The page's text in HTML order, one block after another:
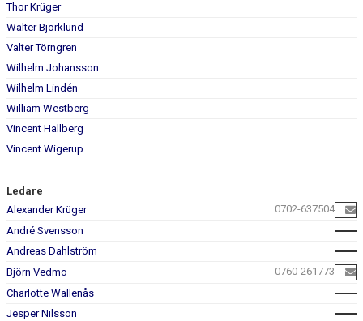
Thor Krüger
Walter Björklund
Valter Törngren
Wilhelm Johansson
Wilhelm Lindén
William Westberg
Vincent Hallberg
Vincent Wigerup
Ledare
Alexander Krüger
0702-637504
André Svensson
Andreas Dahlström
Björn Vedmo
0760-261773
Charlotte Wallenås
Jesper Nilsson